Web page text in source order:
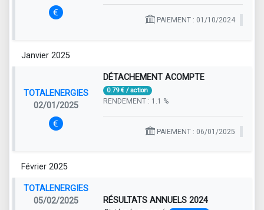
PAIEMENT : 01/10/2024
Janvier 2025
TOTALENERGIES
02/01/2025
DÉTACHEMENT ACOMPTE
0.79 € / action
RENDEMENT : 1.1 %
PAIEMENT : 06/01/2025
Février 2025
TOTALENERGIES
05/02/2025
RÉSULTATS ANNUELS 2024